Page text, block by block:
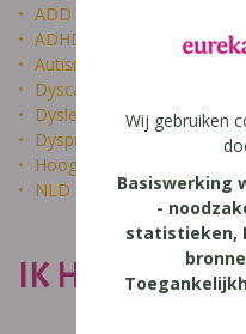
ADD
ADHD
Autisme
Dyscalculie
Dyslexie
Dyspraxie
Hoogbegaafdheid
NLD
IK HEET NIET
Wij gebruiken
Basiswerking
-
statistieken,